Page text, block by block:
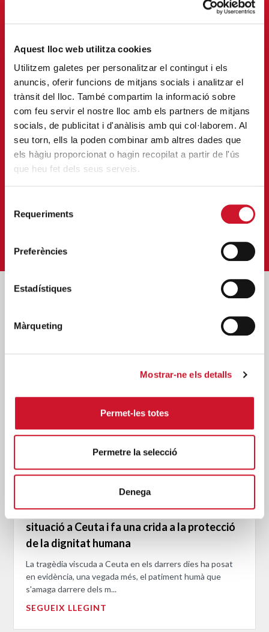
Aquest lloc web utilitza cookies
Utilitzem galetes per personalitzar el contingut i els
anuncis, oferir funcions de mitjans socials i analitzar el
trànsit del lloc. També compartim la informació sobre
com feu servir el nostre lloc amb els partners de mitjans
socials, de publicitat i d'anàlisis amb qui col·laborem. Al
seu torn, ells la poden combinar amb altres dades que
els hàgiu proporcionat o hagin recopilat a partir de l'ús
que heu fet dels seus serveis.
Requeriments
Preferències
Estadístiques
Màrqueting
Mostrar-ne els detalls
Permet-les totes
Permetre la selecció
Denega
FES VOLUNTARIAT
Implica’t i viu la solidaritat en
Càritas expressa la seva preocupació per la
situació a Ceuta i fa una crida a la protecció
de la dignitat humana
La tragèdia viscuda a Ceuta en els darrers dies ha posat
en evidència, una vegada més, el patiment humà que
s'amaga darrere dels m...
SEGUEIX LLEGINT